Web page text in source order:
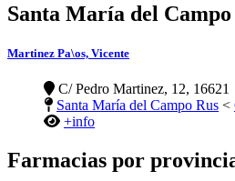
Santa María del Campo
Martinez Pa\os, Vicente
C/ Pedro Martinez, 12, 16621
Santa María del Campo Rus <
+info
Farmacias por